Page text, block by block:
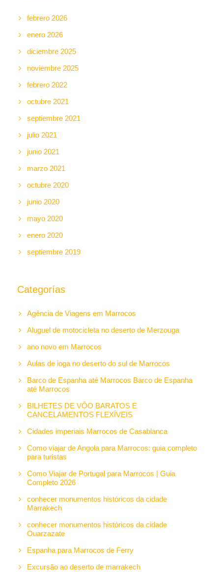
febrero 2026
enero 2026
diciembre 2025
noviembre 2025
febrero 2022
octubre 2021
septiembre 2021
julio 2021
junio 2021
marzo 2021
octubre 2020
junio 2020
mayo 2020
enero 2020
septiembre 2019
Categorías
Agência de Viagens em Marrocos
Aluguel de motocicleta no deserto de Merzouga
ano novo em Marrocos
Aulas de ioga no deserto do sul de Marrocos
Barco de Espanha até Marrocos Barco de Espanha
até Marrocos
BILHETES DE VÔO BARATOS E
CANCELAMENTOS FLEXÍVEIS
Cidades imperiais Marrocos de Casablanca
Como viajar de Angola para Marrocos: guia completo
para turistas
Como Viajar de Portugal para Marrocos | Guia
Completo 2026
conhecer monumentos históricos da cidade
Marrakech
conhecer monumentos históricos da cidade
Ouarzazate
Espanha para Marrocos de Ferry
Excursão ao deserto de marrakech